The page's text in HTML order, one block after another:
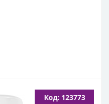
Вертикальне Тип ТЕНа:
Тип водонагрівача:
Код: 123773